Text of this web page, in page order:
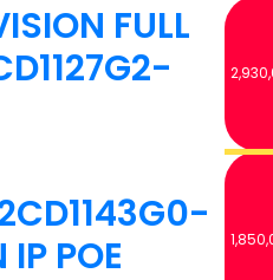
FULL
POE